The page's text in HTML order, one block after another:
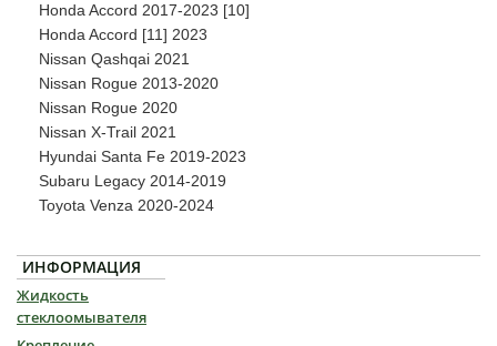
Honda Accord 2017-2023 [10]
Honda Accord [11] 2023
Nissan Qashqai 2021
Nissan Rogue 2013-2020
Nissan Rogue 2020
Nissan X-Trail 2021
Hyundai Santa Fe 2019-2023
Subaru Legacy 2014-2019
Toyota Venza 2020-2024
ИНФОРМАЦИЯ
Жидкость
стеклоомывателя